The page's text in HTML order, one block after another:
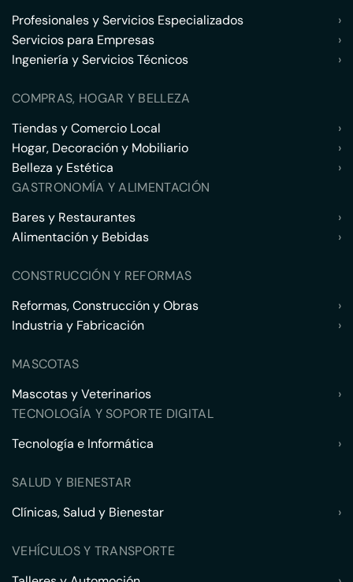
Profesionales y Servicios Especializados
›
Servicios para Empresas
›
Ingeniería y Servicios Técnicos
›
COMPRAS, HOGAR Y BELLEZA
Tiendas y Comercio Local
›
Hogar, Decoración y Mobiliario
›
Belleza y Estética
›
GASTRONOMÍA Y ALIMENTACIÓN
Bares y Restaurantes
›
Alimentación y Bebidas
›
CONSTRUCCIÓN Y REFORMAS
Reformas, Construcción y Obras
›
Industria y Fabricación
›
MASCOTAS
Mascotas y Veterinarios
›
TECNOLOGÍA Y SOPORTE DIGITAL
Tecnología e Informática
›
SALUD Y BIENESTAR
Clínicas, Salud y Bienestar
›
VEHÍCULOS Y TRANSPORTE